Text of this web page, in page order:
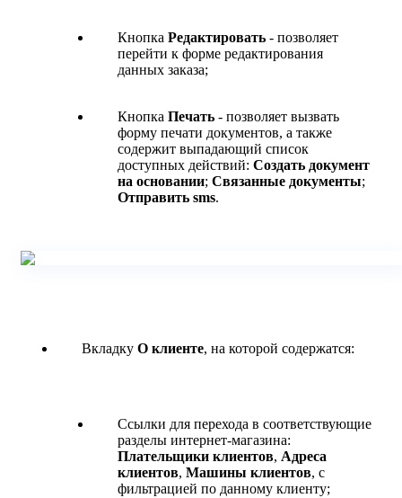
Кнопка Редактировать - позволяет
перейти к форме редактирования
данных заказа;
Кнопка Печать - позволяет вызвать
форму печати документов, а также
содержит выпадающий список
доступных действий: Создать документ
на основании; Связанные документы;
Отправить sms.
Вкладку О клиенте, на которой содержатся:
Ссылки для перехода в соответствующие
разделы интернет-магазина:
Плательщики клиентов, Адреса
клиентов, Машины клиентов, с
фильтрацией по данному клиенту;